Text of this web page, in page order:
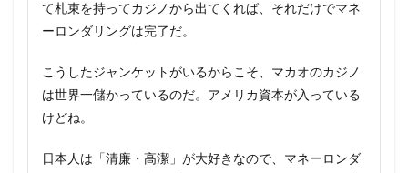
て札束を持ってカジノから出てくれば、それだけでマネ
ーロンダリングは完了だ。
こうしたジャンケットがいるからこそ、マカオのカジノ
は世界一儲かっているのだ。アメリカ資本が入っている
けどね。
日本人は「清廉・高潔」が大好きなので、マネーロンダ